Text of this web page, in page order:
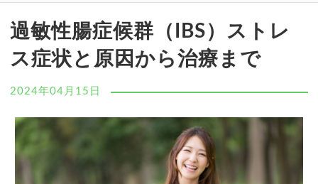
過敏性腸症候群（IBS）ストレ
ス症状と原因から治療まで
2024年04月15日